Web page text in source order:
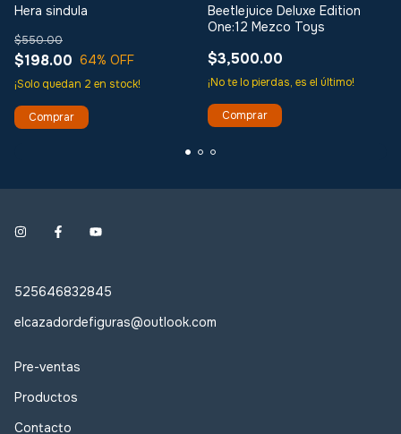
Hera sindula
$198.00
$550.00
64% OFF
¡Solo quedan 2 en stock!
Beetlejuice Deluxe Edition
One:12 Mezco Toys
$3,500.00
¡No te lo pierdas, es el último!
525646832845
elcazadordefiguras@outlook.com
Pre-ventas
Productos
Contacto